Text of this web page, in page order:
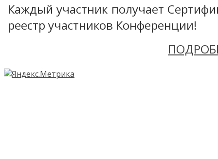
Каждый участник получает
реестр участников Конференции!